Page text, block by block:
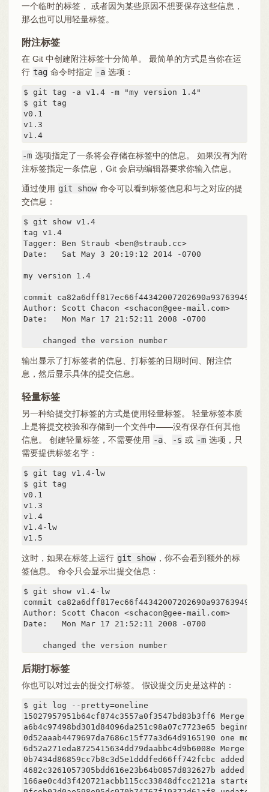
一个临时的标签， 或者因为某些原因不想要保存这些信息，
那么也可以用轻量标签。
附注标签
在 Git 中创建附注标签十分简单。 最简单的方式是当你在运
行 tag 命令时指定 -a 选项：
$ git tag -a v1.4 -m "my version 1.4"
$ git tag
v0.1
v1.3
v1.4
-m 选项指定了一条将会存储在标签中的信息。 如果没有为附
注标签指定一条信息，Git 会启动编辑器要求你输入信息。
通过使用 git show命令可以看到标签信息和与之对应的提
交信息：
$ git show v1.4
tag v1.4
Tagger: Ben Straub <ben@straub.cc>
Date:   Sat May 3 20:19:12 2014 -0700
my version 1.4
commit ca82a6dff817ec66f44342007202690a93763949
Author: Scott Chacon <schacon@gee-mail.com>
Date:   Mon Mar 17 21:52:11 2008 -0700
    changed the version number
输出显示了打标签者的信息、打标签的日期时间、附注信
息，然后显示具体的提交信息。
轻量标签
另一种给提交打标签的方式是使用轻量标签。 轻量标签本质
上是将提交校验和存储到一个文件中——没有保存任何其他
信息。 创建轻量标签，不需要使用 -a -s 或 -m 选项，只
需要提供标签名字：
$ git tag v1.4-lw
$ git tag
v0.1
v1.3
v1.4
v1.4-lw
v1.5
这时，如果在标签上运行 git show，你不会看到额外的标
签信息。 命令只会显示出提交信息：
$ git show v1.4-lw
commit ca82a6dff817ec66f44342007202690a93763949
Author: Scott Chacon <schacon@gee-mail.com>
Date:   Mon Mar 17 21:52:11 2008 -0700
    changed the version number
后期打标签
你也可以对过去的提交打标签。 假设提交历史是这样的：
$ git log --pretty=oneline
15027957951b64cf874c3557a0f3547bd83b3ff6 Merge
a6b4c97498bd301d84096da251c98a07c7723e65
0d52aaab4479697da7686c15f77a3d64d9165190 one more
6d52a271eda8725415634dd79daabbc4d9b6008e Merge
0b7434d86859cc7b8c3d5e1dddfed66ff742fcbc added a
4682c3261057305bdd616e23b64b0857d832627b added a
166ae0c4d3f420721acbb115cc33848dfcc2121a started